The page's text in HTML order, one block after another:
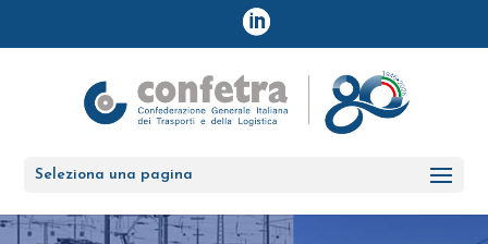
Seleziona una pagina